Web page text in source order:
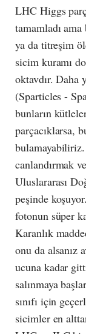
LHC Higgs
tamamladı
ya da titreşim
sicim kuramı
oktavdır. Daha
(Sparticles -
bunların
parçacıklarsa,
canlandırmak
Uluslararası
peşinde
fotonun süper
Karanlık
onu da alsanız
ucuna kadar
salınmaya
sınıfı için
sicimler en